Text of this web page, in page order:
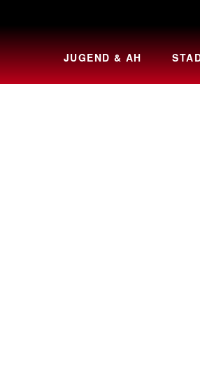
JUGEND & AH